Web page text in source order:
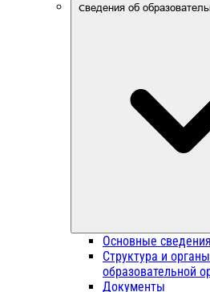
Сведения об
Основные сведения
Структура и
образовательной
Документы